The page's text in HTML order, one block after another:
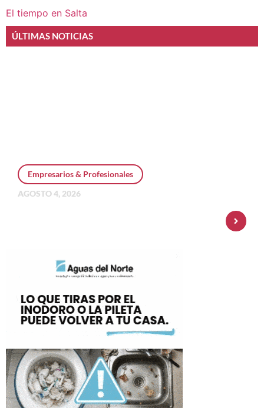
El tiempo en Salta
ÚLTIMAS NOTICIAS
Empresarios & Profesionales
AGOSTO 4, 2026